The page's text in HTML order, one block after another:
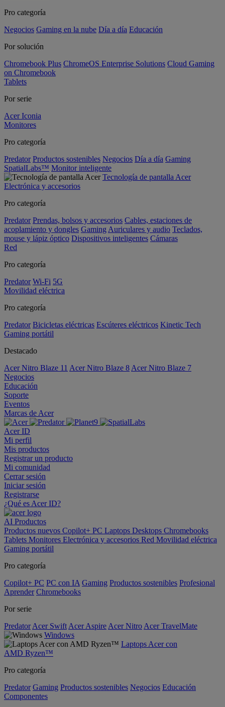
Pro categoría
Negocios Gaming en la nube Día a día Educación
Por solución
Chromebook Plus ChromeOS Enterprise Solutions Cloud Gaming
on Chromebook
Tablets
Por serie
Acer Iconia
Monitores
Pro categoría
Predator Productos sostenibles Negocios Día a día Gaming
SpatialLabs™ Monitor inteligente
Tecnología de pantalla Acer
Electrónica y accesorios
Pro categoría
Predator Prendas, bolsos y accesorios Cables, estaciones de
acoplamiento y dongles Gaming Auriculares y audio Teclados,
mouse y lápiz óptico Dispositivos inteligentes Cámaras
Red
Pro categoría
Predator Wi-Fi 5G
Movilidad eléctrica
Pro categoría
Predator Bicicletas eléctricas Escúteres eléctricos Kinetic Tech
Gaming portátil
Destacado
Acer Nitro Blaze 11 Acer Nitro Blaze 8 Acer Nitro Blaze 7
Negocios
Educación
Soporte
Eventos
Marcas de Acer
Acer ID
Mi perfil
Mis productos
Registrar un producto
Mi comunidad
Cerrar sesión
Iniciar sesión
Registrarse
¿Qué es Acer ID?
AI Productos
Productos nuevos Copilot+ PC Laptops Desktops Chromebooks
Tablets Monitores Electrónica y accesorios Red Movilidad eléctrica
Gaming portátil
Pro categoría
Copilot+ PC PC con IA Gaming Productos sostenibles Profesional
Aprender Chromebooks
Por serie
Predator Acer Swift Acer Aspire Acer Nitro Acer TravelMate
Windows
Laptops Acer con
AMD Ryzen™
Pro categoría
Predator Gaming Productos sostenibles Negocios Educación
Componentes